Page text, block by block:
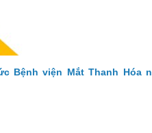
Bệnh viện Mắt Thanh Hóa